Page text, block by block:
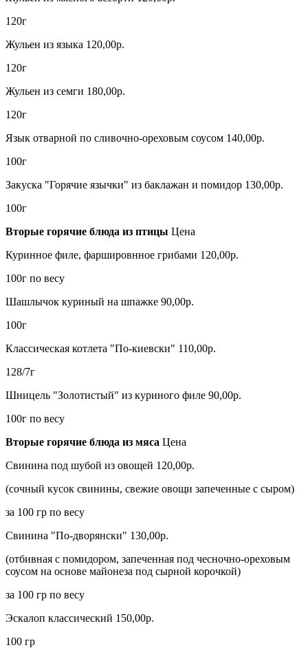
120г
Жульен из языка 120,00р.
120г
Жульен из семги 180,00р.
120г
Язык отварной по сливочно-ореховым соусом 140,00р.
100г
Закуска "Горячие язычки" из баклажан и помидор 130,00р.
100г
Вторые горячие блюда из птицы Цена
Куринное филе, фаршировнное грибами 120,00р.
100г по весу
Шашлычок куриный на шпажке 90,00р.
100г
Классическая котлета "По-киевски" 110,00р.
128/7г
Шницель "Золотистый" из куриного филе 90,00р.
100г по весу
Вторые горячие блюда из мяса Цена
Свинина под шубой из овощей 120,00р.
(сочный кусок свинины, свежие овощи запеченные с сыром)
за 100 гр по весу
Свинина "По-дворянски" 130,00р.
(отбивная с помидором, запеченная под чесночно-ореховым
соусом на основе майонеза под сырной корочкой)
за 100 гр по весу
Эскалоп классический 150,00р.
100 гр